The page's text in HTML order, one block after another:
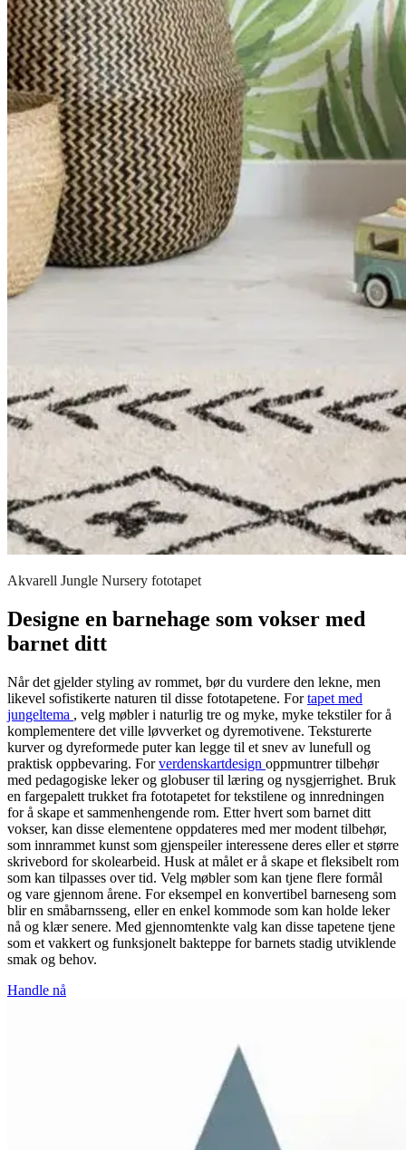
Akvarell Jungle Nursery fototapet
Designe en barnehage som vokser med
barnet ditt
Når det gjelder styling av rommet, bør du vurdere den lekne, men
likevel sofistikerte naturen til disse fototapetene. Fortapet med
jungeltema , velg møbler i naturlig tre og myke, myke tekstiler for å
komplementere det ville løvverket og dyremotivene. Teksturerte
kurver og dyreformede puter kan legge til et snev av lunefull og
praktisk oppbevaring. Forverdenskartdesign oppmuntrer tilbehør
med pedagogiske leker og globuser til læring og nysgjerrighet. Bruk
en fargepalett trukket fra fototapetet for tekstilene og innredningen
for å skape et sammenhengende rom. Etter hvert som barnet ditt
vokser, kan disse elementene oppdateres med mer modent tilbehør,
som innrammet kunst som gjenspeiler interessene deres eller et større
skrivebord for skolearbeid. Husk at målet er å skape et fleksibelt rom
som kan tilpasses over tid. Velg møbler som kan tjene flere formål
og vare gjennom årene. For eksempel en konvertibel barneseng som
blir en småbarnsseng, eller en enkel kommode som kan holde leker
nå og klær senere. Med gjennomtenkte valg kan disse tapetene tjene
som et vakkert og funksjonelt bakteppe for barnets stadig utviklende
smak og behov.
Handle nå